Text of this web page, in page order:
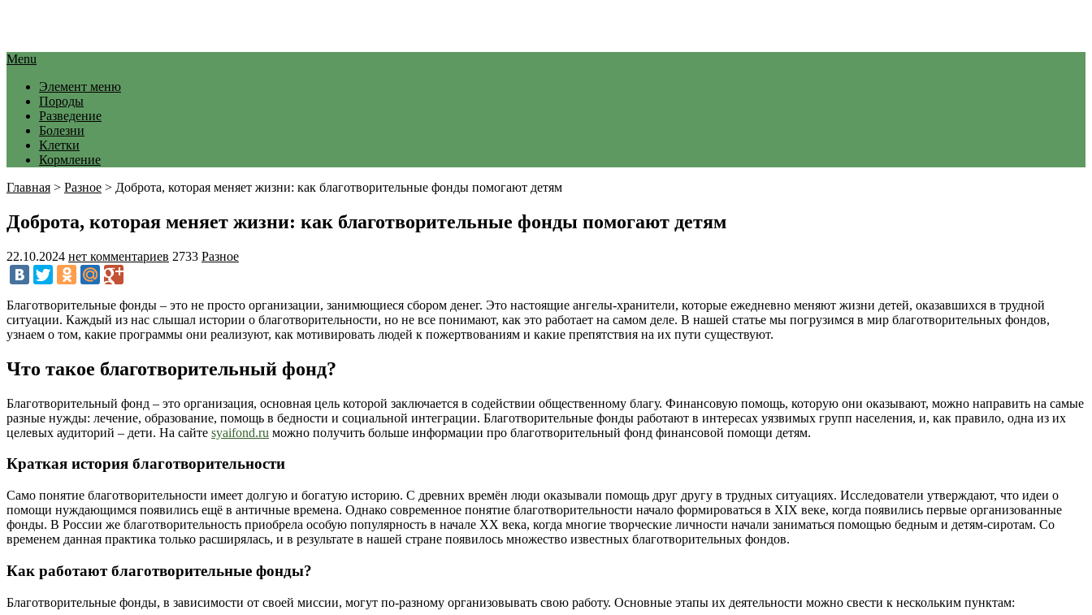
Menu
Элемент меню
Породы
Разведение
Болезни
Клетки
Кормление
Главная > Разное > Доброта, которая меняет жизни: как благотворительные фонды помогают детям
Доброта, которая меняет жизни: как благотворительные фонды помогают детям
22.10.2024 нет комментариев 2733 Разное
Благотворительные фонды – это не просто организации, занимющиеся сбором денег. Это настоящие ангелы-хранители, которые ежедневно меняют жизни детей, оказавшихся в трудной
ситуации. Каждый из нас слышал истории о благотворительности, но не все понимают, как это работает на самом деле. В нашей статье мы погрузимся в мир благотворительных фондов,
узнаем о том, какие программы они реализуют, как мотивировать людей к пожертвованиям и какие препятствия на их пути существуют.
Что такое благотворительный фонд?
Благотворительный фонд – это организация, основная цель которой заключается в содействии общественному благу. Финансовую помощь, которую они оказывают, можно направить на самые
разные нужды: лечение, образование, помощь в бедности и социальной интеграции. Благотворительные фонды работают в интересах уязвимых групп населения, и, как правило, одна из их
целевых аудиторий – дети. На сайте syaifond.ru можно получить больше информации про благотворительный фонд финансовой помощи детям.
Краткая история благотворительности
Само понятие благотворительности имеет долгую и богатую историю. С древних времён люди оказывали помощь друг другу в трудных ситуациях. Исследователи утверждают, что идеи о
помощи нуждающимся появились ещё в античные времена. Однако современное понятие благотворительности начало формироваться в XIX веке, когда появились первые организованные
фонды. В России же благотворительность приобрела особую популярность в начале XX века, когда многие творческие личности начали заниматься помощью бедным и детям-сиротам. Со
временем данная практика только расширялась, и в результате в нашей стране появилось множество известных благотворительных фондов.
Как работают благотворительные фонды?
Благотворительные фонды, в зависимости от своей миссии, могут по-разному организовывать свою работу. Основные этапы их деятельности можно свести к нескольким пунктам: